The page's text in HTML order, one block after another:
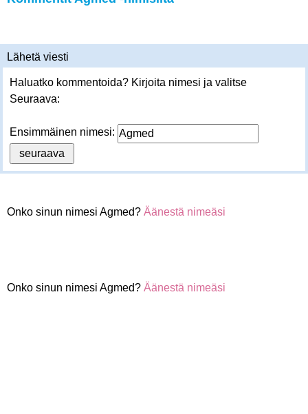
Lähetä viesti
Haluatko kommentoida? Kirjoita nimesi ja valitse
Seuraava:
Ensimmäinen nimesi:
Onko sinun nimesi Agmed? Äänestä nimeäsi
Onko sinun nimesi Agmed? Äänestä nimeäsi